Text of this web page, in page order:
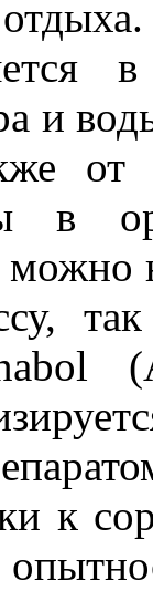
и
от
в
к